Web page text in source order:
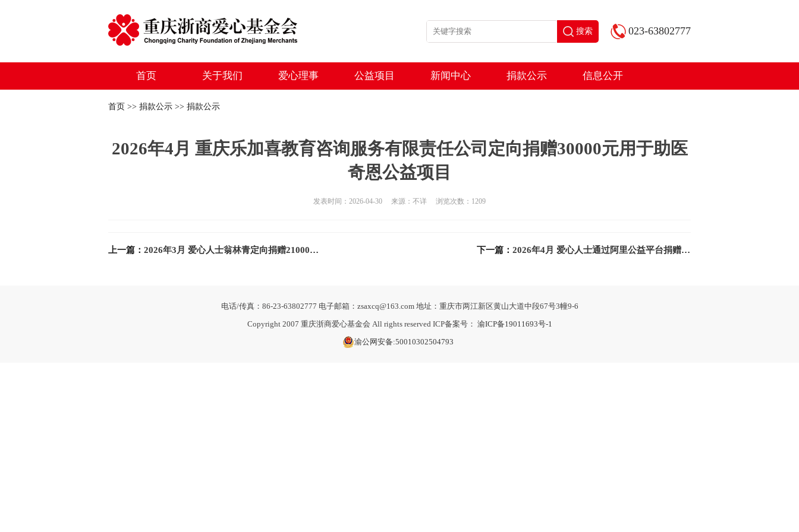
搜索 023-63802777
首页 关于我们 爱心理事 公益项目 新闻中心 捐款公示 信息公开
首页 >> 捐款公示 >> 捐款公示
2026年4月 重庆乐加喜教育咨询服务有限责任公司定向捐赠30000元用于助医
奇恩公益项目
发表时间：2026-04-30 来源：不详 浏览次数：1209
上一篇： 2026年3月 爱心人士翁林青定向捐赠21000元用于助医奇恩公益项目 下一篇： 2026年4月 爱心人士通过阿里公益平台捐赠2000元定向用于情暖社区失能老人公益项目
电话/传真：86-23-63802777 电子邮箱：zsaxcq@163.com 地址：重庆市两江新区黄山大道中段67号3幢9-6
Copyright 2007 重庆浙商爱心基金会 All rights reserved ICP备案号： 渝ICP备19011693号-1
渝公网安备:50010302504793